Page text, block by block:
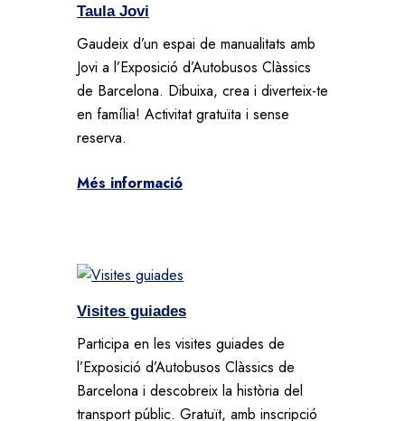
Taula Jovi
Gaudeix d’un espai de manualitats amb
Jovi a l’Exposició d’Autobusos Clàssics
de Barcelona. Dibuixa, crea i diverteix-te
en família! Activitat gratuïta i sense
reserva.
Més informació
Visites guiades
Participa en les visites guiades de
l’Exposició d’Autobusos Clàssics de
Barcelona i descobreix la història del
transport públic. Gratuït, amb inscripció